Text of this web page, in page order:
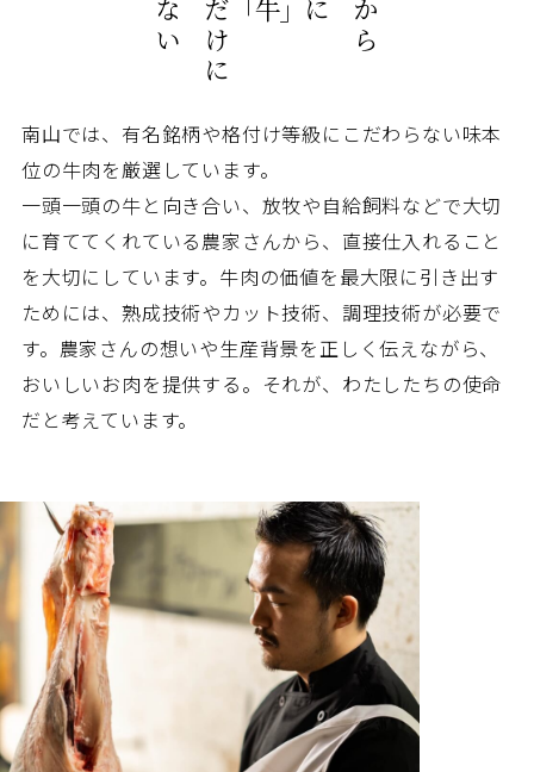
「牛」
南山では、有名銘柄や格付け等級にこだわらない味本
位の牛肉を厳選しています。
一頭一頭の牛と向き合い、放牧や自給飼料などで大切
に育ててくれている農家さんから、直接仕入れること
を大切にしています。牛肉の価値を最大限に引き出す
ためには、熟成技術やカット技術、調理技術が必要で
す。農家さんの想いや生産背景を正しく伝えながら、
おいしいお肉を提供する。それが、わたしたちの使命
だと考えています。